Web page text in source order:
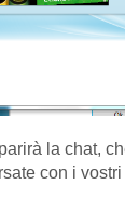
la chat,
con i